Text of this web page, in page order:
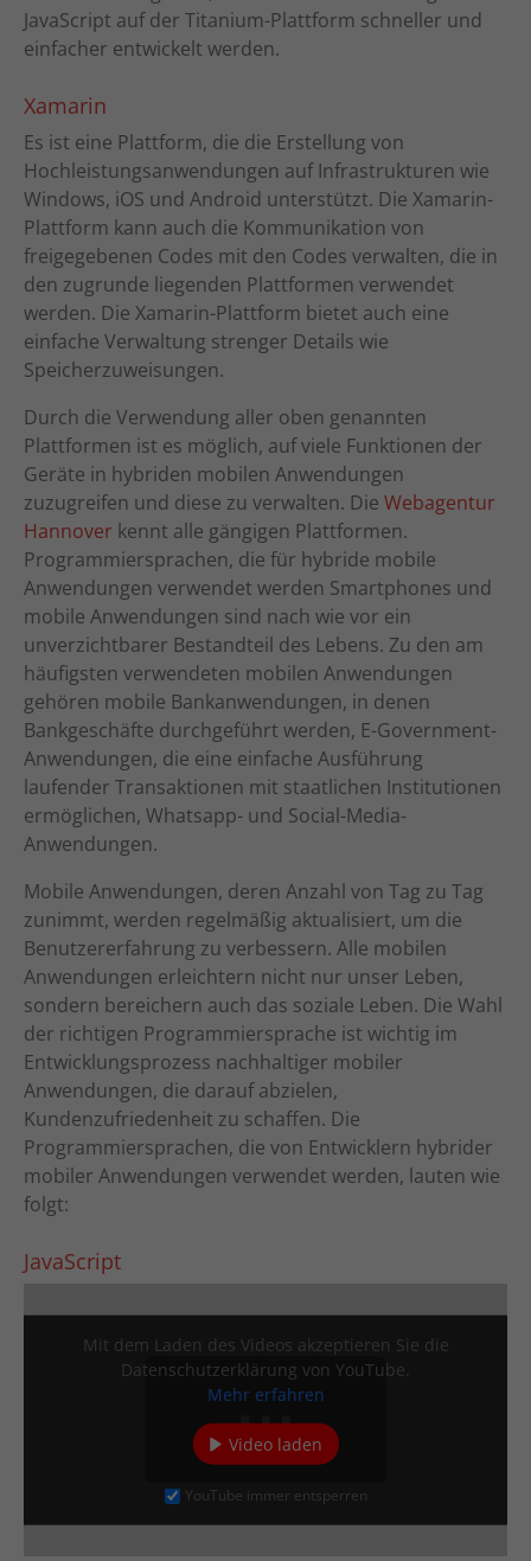
JavaScript auf der Titanium-Plattform schneller und
einfacher entwickelt werden.
Xamarin
Es ist eine Plattform, die die Erstellung von
Hochleistungsanwendungen auf Infrastrukturen wie
Windows, iOS und Android unterstützt. Die Xamarin-
Plattform kann auch die Kommunikation von
freigegebenen Codes mit den Codes verwalten, die in
den zugrunde liegenden Plattformen verwendet
werden. Die Xamarin-Plattform bietet auch eine
einfache Verwaltung strenger Details wie
Speicherzuweisungen.
Durch die Verwendung aller oben genannten
Plattformen ist es möglich, auf viele Funktionen der
Geräte in hybriden mobilen Anwendungen
zuzugreifen und diese zu verwalten. Die Webagentur
Hannover kennt alle gängigen Plattformen.
Programmiersprachen, die für hybride mobile
Anwendungen verwendet werden Smartphones und
mobile Anwendungen sind nach wie vor ein
unverzichtbarer Bestandteil des Lebens. Zu den am
häufigsten verwendeten mobilen Anwendungen
gehören mobile Bankanwendungen, in denen
Bankgeschäfte durchgeführt werden, E-Government-
Anwendungen, die eine einfache Ausführung
laufender Transaktionen mit staatlichen Institutionen
ermöglichen, Whatsapp- und Social-Media-
Anwendungen.
Mobile Anwendungen, deren Anzahl von Tag zu Tag
zunimmt, werden regelmäßig aktualisiert, um die
Benutzererfahrung zu verbessern. Alle mobilen
Anwendungen erleichtern nicht nur unser Leben,
sondern bereichern auch das soziale Leben. Die Wahl
der richtigen Programmiersprache ist wichtig im
Entwicklungsprozess nachhaltiger mobiler
Anwendungen, die darauf abzielen,
Kundenzufriedenheit zu schaffen. Die
Programmiersprachen, die von Entwicklern hybrider
mobiler Anwendungen verwendet werden, lauten wie
folgt:
JavaScript
Mit dem Laden des Videos akzeptieren Sie die
Datenschutzerklärung von YouTube.
Mehr erfahren
Video laden
YouTube immer entsperren